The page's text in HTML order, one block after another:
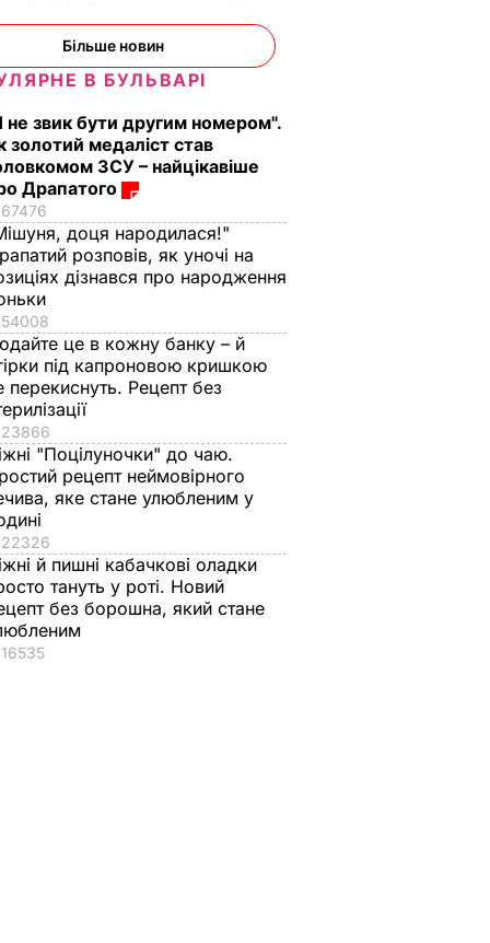
Більше новин
В БУЛЬВАРІ
не звик бути другим номером".
золотий медаліст став
ЗСУ – найцікавіше
Драпатого
67476
доця народилася!"
розповів, як уночі на
дізнався про народження
54008
це в кожну банку – й
під капроновою кришкою
перекиснуть. Рецепт без
23866
"Поцілуночки" до чаю.
рецепт неймовірного
яке стане улюбленим у
22326
й пишні кабачкові оладки
тануть у роті. Новий
без борошна, який стане
16535